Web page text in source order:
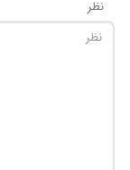
نظر